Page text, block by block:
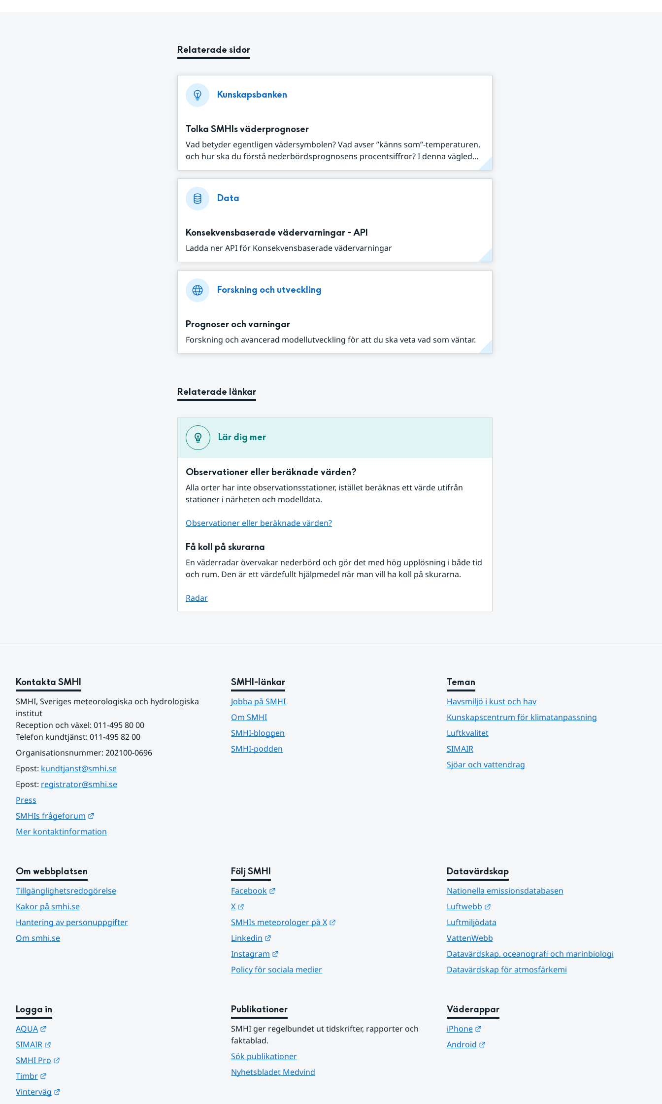
Relaterade sidor
Kunskapsbanken
Tolka SMHIs väderprognoser
Vad betyder egentligen vädersymbolen? Vad avser ”känns som”-temperaturen,
och hur ska du förstå nederbördsprognosens procentsiffror? I denna vägled...
Data
Konsekvensbaserade vädervarningar - API
Ladda ner API för Konsekvensbaserade vädervarningar
Forskning och utveckling
Prognoser och varningar
Forskning och avancerad modellutveckling för att du ska veta vad som väntar.
Relaterade länkar
Lär dig mer
Observationer eller beräknade värden?
Alla orter har inte observationsstationer, istället beräknas ett värde utifrån
stationer i närheten och modelldata.
Observationer eller beräknade värden?
Få koll på skurarna
En väderradar övervakar nederbörd och gör det med hög upplösning i både tid
och rum. Den är ett värdefullt hjälpmedel när man vill ha koll på skurarna.
Radar
Kontakta SMHI
SMHI, Sveriges meteorologiska och hydrologiska
institut
Reception och växel: 011-495 80 00
Telefon kundtjänst: 011-495 82 00
Organisationsnummer: 202100-0696
Epost: kundtjanst@smhi.se
Epost: registrator@smhi.se
Press
SMHIs frågeforum
Mer kontaktinformation
SMHI-länkar
Jobba på SMHI
Om SMHI
SMHI-bloggen
SMHI-podden
Teman
Havsmiljö i kust och hav
Kunskapscentrum för klimatanpassning
Luftkvalitet
SIMAIR
Sjöar och vattendrag
Om webbplatsen
Tillgänglighetsredogörelse
Kakor på smhi.se
Hantering av personuppgifter
Om smhi.se
Följ SMHI
Facebook
X
SMHIs meteorologer på X
Linkedin
Instagram
Policy för sociala medier
Datavärdskap
Nationella emissionsdatabasen
Luftwebb
Länk till annan webbplats.
Luftmiljödata
VattenWebb
Datavärdskap, oceanografi och marinbiologi
Datavärdskap för atmosfärkemi
Logga in
AQUA
SIMAIR
SMHI Pro
Timbr
Vinterväg
Publikationer
SMHI ger regelbundet ut tidskrifter, rapporter och
faktablad.
Sök publikationer
Nyhetsbladet Medvind
Väderappar
iPhone
Länk till annan webbplats.
Android
Länk till annan webbplats.